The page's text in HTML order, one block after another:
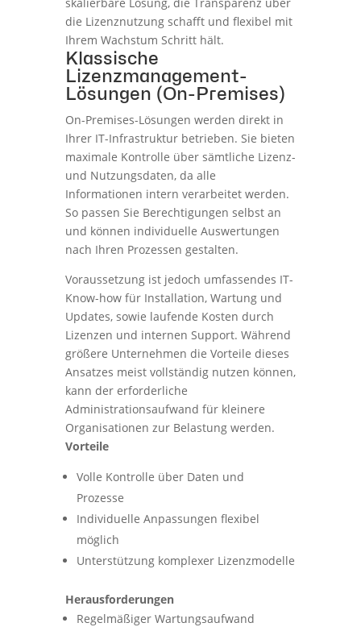
die Lizenznutzung schafft und flexibel mit
Ihrem Wachstum Schritt hält.
Klassische
Lizenzmanagement-
Lösungen (On-Premises)
On-Premises-Lösungen werden direkt in
Ihrer IT-Infrastruktur betrieben. Sie bieten
maximale Kontrolle über sämtliche Lizenz-
und Nutzungsdaten, da alle
Informationen intern verarbeitet werden.
So passen Sie Berechtigungen selbst an
und können individuelle Auswertungen
nach Ihren Prozessen gestalten.
Voraussetzung ist jedoch umfassendes IT-
Know-how für Installation, Wartung und
Updates, sowie laufende Kosten durch
Lizenzen und internen Support. Während
größere Unternehmen die Vorteile dieses
Ansatzes meist vollständig nutzen können,
kann der erforderliche
Administrationsaufwand für kleinere
Organisationen zur Belastung werden.
Vorteile
Volle Kontrolle über Daten und
Prozesse
Individuelle Anpassungen flexibel
möglich
Unterstützung komplexer Lizenzmodelle
Herausforderungen
Regelmäßiger Wartungsaufwand